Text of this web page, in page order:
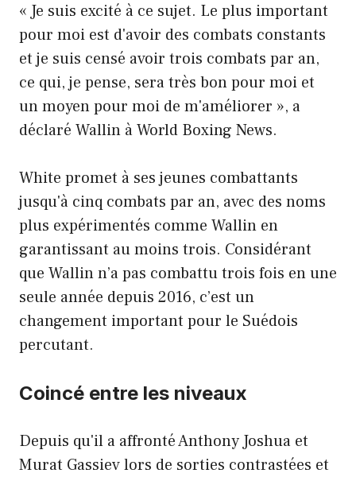
« Je suis excité à ce sujet. Le plus important
pour moi est d'avoir des combats constants
et je suis censé avoir trois combats par an,
ce qui, je pense, sera très bon pour moi et
un moyen pour moi de m'améliorer », a
déclaré Wallin à World Boxing News.
White promet à ses jeunes combattants
jusqu'à cinq combats par an, avec des noms
plus expérimentés comme Wallin en
garantissant au moins trois. Considérant
que Wallin n’a pas combattu trois fois en une
seule année depuis 2016, c’est un
changement important pour le Suédois
percutant.
Coincé entre les niveaux
Depuis qu'il a affronté Anthony Joshua et
Murat Gassiev lors de sorties contrastées et